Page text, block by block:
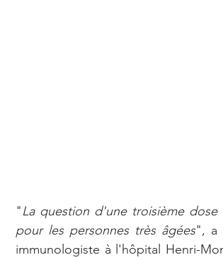
"La question d'une troisième
pour les personnes très âgées", a
immunologiste à l'hôpital Henri-